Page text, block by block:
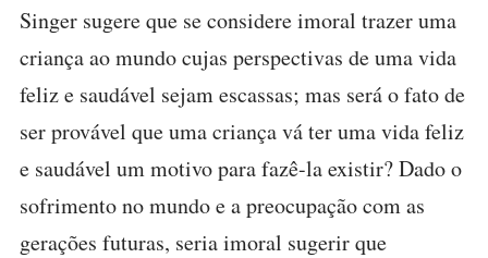
Singer sugere que se considere imoral trazer uma
criança ao mundo cujas perspectivas de uma vida
feliz e saudável sejam escassas; mas será o fato de
ser provável que uma criança vá ter uma vida feliz
e saudável um motivo para fazê-la existir? Dado o
sofrimento no mundo e a preocupação com as
gerações futuras, seria imoral sugerir que